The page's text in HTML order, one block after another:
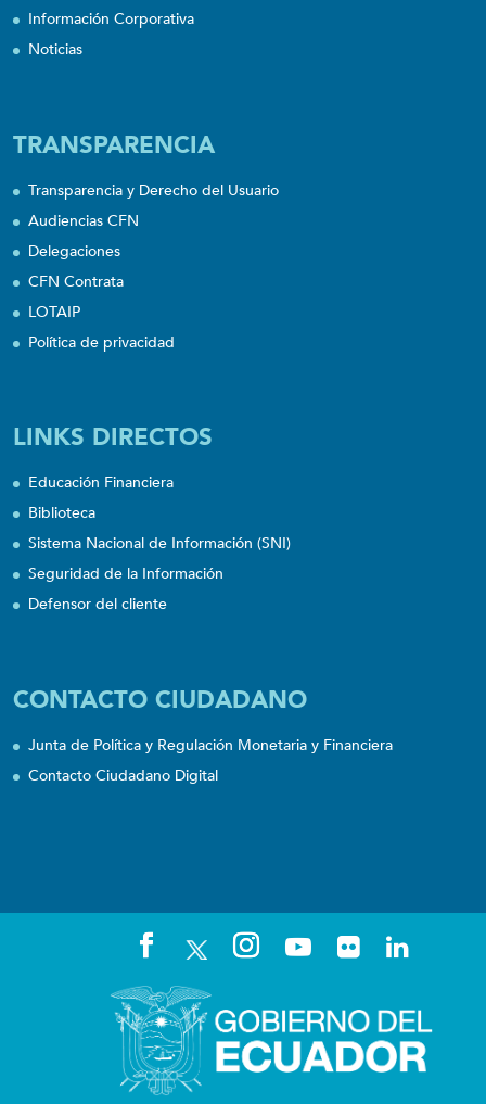
Información Corporativa
Noticias
TRANSPARENCIA
Transparencia y Derecho del Usuario
Audiencias CFN
Delegaciones
CFN Contrata
LOTAIP
Política de privacidad
LINKS DIRECTOS
Educación Financiera
Biblioteca
Sistema Nacional de Información (SNI)
Seguridad de la Información
Defensor del cliente
CONTACTO CIUDADANO
Junta de Política y Regulación Monetaria y Financiera
Contacto Ciudadano Digital